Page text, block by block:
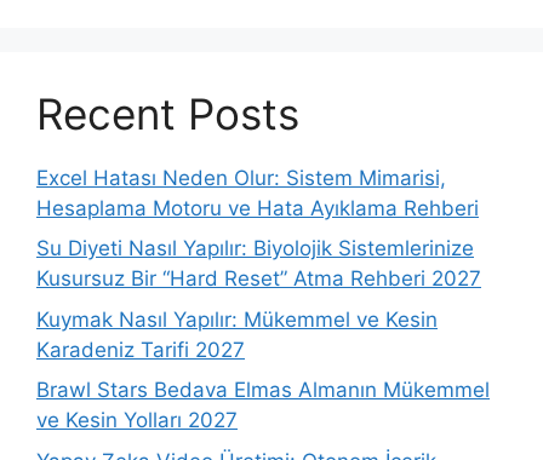
Recent Posts
Excel Hatası Neden Olur: Sistem Mimarisi,
Hesaplama Motoru ve Hata Ayıklama Rehberi
Su Diyeti Nasıl Yapılır: Biyolojik Sistemlerinize
Kusursuz Bir “Hard Reset” Atma Rehberi 2027
Kuymak Nasıl Yapılır: Mükemmel ve Kesin
Karadeniz Tarifi 2027
Brawl Stars Bedava Elmas Almanın Mükemmel
ve Kesin Yolları 2027